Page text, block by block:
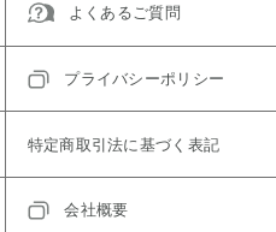
よくあるご質問
プライバシーポリシー
特定商取引法に基づく表記
会社概要